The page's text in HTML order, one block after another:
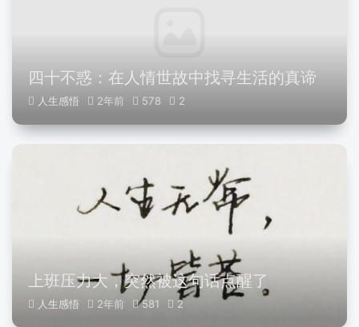
四十不惑：在人情世故中找寻生活的真谛
人生感悟 2年前 578 2
上班压力大，突然被这句话点醒了
人生感悟 2年前 581 2